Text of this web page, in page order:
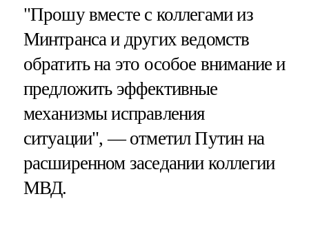
"Прошу вместе с коллегами из
Минтранса и других ведомств
обратить на это особое внимание и
предложить эффективные
механизмы исправления
ситуации", — отметил Путин на
расширенном заседании коллегии
МВД.